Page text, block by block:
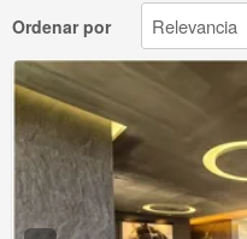
Ordenar por